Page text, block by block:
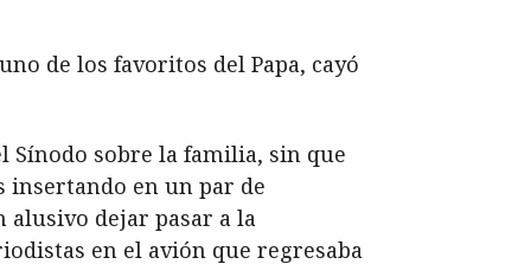
de los favoritos del Papa, cayó
Sínodo sobre la familia, sin que
insertando en un par de
alusivo dejar pasar a la
en el avión que regresaba